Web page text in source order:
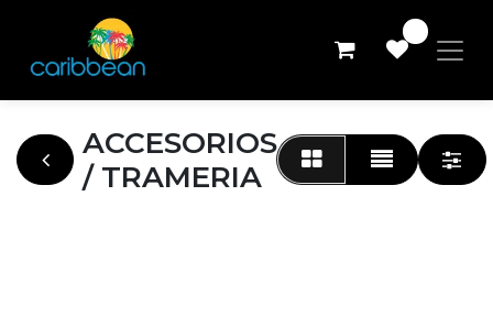
ACCESORIOS
/ TRAMERIA